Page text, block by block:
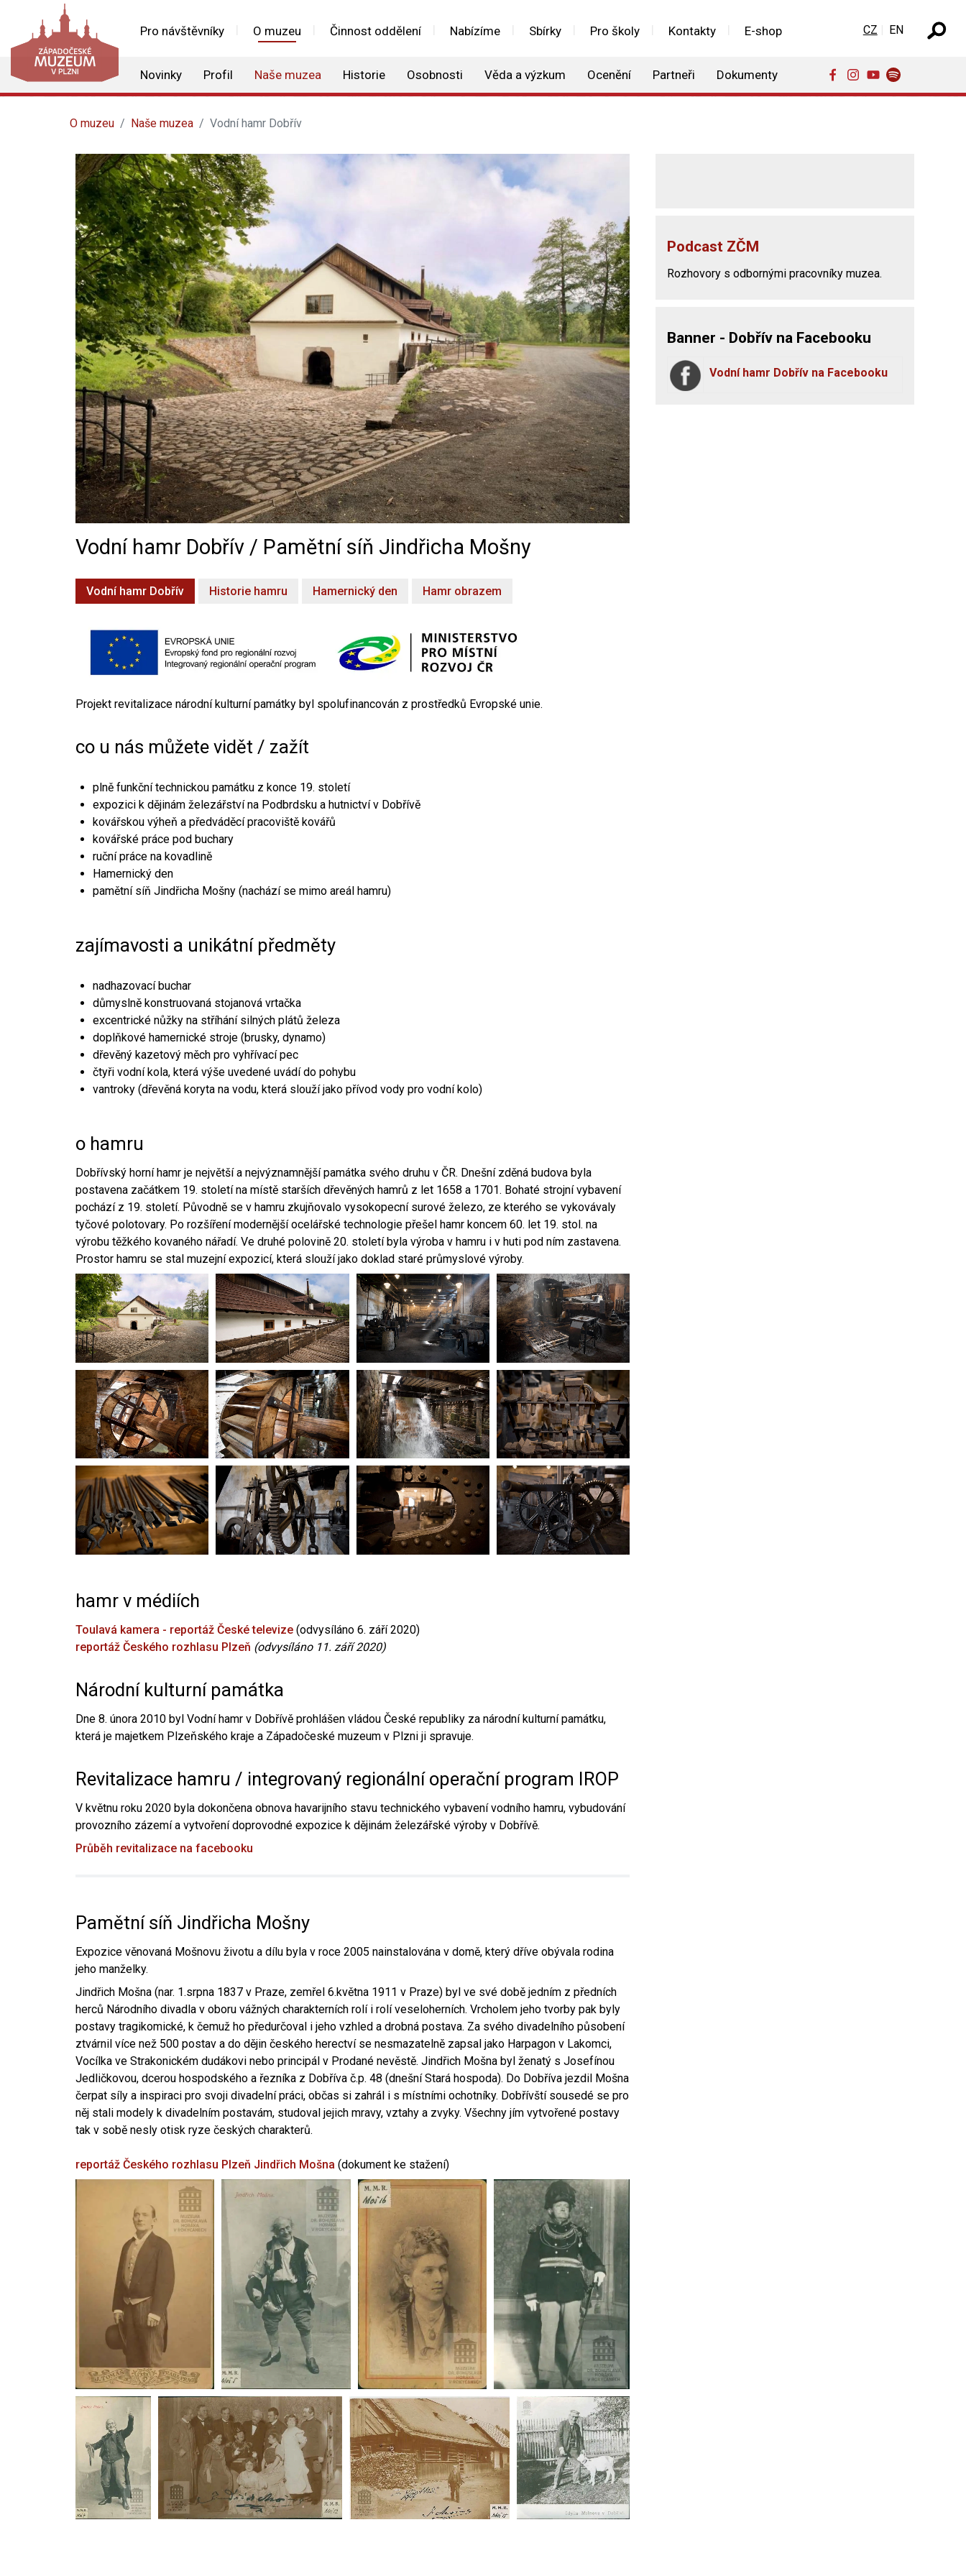
Pro návštěvníky O muzeu Činnost oddělení Nabízíme Sbírky Pro školy Kontakty E-shop
Novinky Profil Naše muzea Historie Osobnosti Věda a výzkum Ocenění Partneři Dokumenty
Zvolte jazyk
CZ EN
O muzeu Naše muzea Vodní hamr Dobřív
Vodní hamr Dobřív / Pamětní síň Jindřicha Mošny
Vodní hamr Dobřív Historie hamru Hamernický den Hamr obrazem
Projekt revitalizace národní kulturní památky byl spolufinancován z prostředků Evropské unie.
co u nás můžete vidět / zažít
plně funkční technickou památku z konce 19. století
expozici k dějinám železářství na Podbrdsku a hutnictví v Dobřívě
kovářskou výheň a předváděcí pracoviště kovářů
kovářské práce pod buchary
ruční práce na kovadlině
Hamernický den
pamětní síň Jindřicha Mošny (nachází se mimo areál hamru)
zajímavosti a unikátní předměty
nadhazovací buchar
důmyslně konstruovaná stojanová vrtačka
excentrické nůžky na stříhání silných plátů železa
doplňkové hamernické stroje (brusky, dynamo)
dřevěný kazetový měch pro vyhřívací pec
čtyři vodní kola, která výše uvedené uvádí do pohybu
vantroky (dřevěná koryta na vodu, která slouží jako přívod vody pro vodní kolo)
o hamru
Dobřívský horní hamr je největší a nejvýznamnější památka svého druhu v ČR. Dnešní zděná budova byla
postavena začátkem 19. století na místě starších dřevěných hamrů z let 1658 a 1701. Bohaté strojní vybavení
pochází z 19. století. Původně se v hamru zkujňovalo vysokopecní surové železo, ze kterého se vykovávaly
tyčové polotovary. Po rozšíření modernější ocelářské technologie přešel hamr koncem 60. let 19. stol. na
výrobu těžkého kovaného nářadí. Ve druhé polovině 20. století byla výroba v hamru i v huti pod ním zastavena.
Prostor hamru se stal muzejní expozicí, která slouží jako doklad staré průmyslové výroby.
hamr v médiích
Toulavá kamera - reportáž České televize (odvysíláno 6. září 2020)
reportáž Českého rozhlasu Plzeň (odvysíláno 11. září 2020)
Národní kulturní památka
Dne 8. února 2010 byl Vodní hamr v Dobřívě prohlášen vládou České republiky za národní kulturní památku,
která je majetkem Plzeňského kraje a Západočeské muzeum v Plzni ji spravuje.
Revitalizace hamru / integrovaný regionální operační program IROP
V květnu roku 2020 byla dokončena obnova havarijního stavu technického vybavení vodního hamru, vybudování
provozního zázemí a vytvoření doprovodné expozice k dějinám železářské výroby v Dobřívě.
Průběh revitalizace na facebooku
Pamětní síň Jindřicha Mošny
Expozice věnovaná Mošnovu životu a dílu byla v roce 2005 nainstalována v domě, který dříve obývala rodina
jeho manželky.
Jindřich Mošna (nar. 1.srpna 1837 v Praze, zemřel 6.května 1911 v Praze) byl ve své době jedním z předních
herců Národního divadla v oboru vážných charakterních rolí i rolí veseloherních. Vrcholem jeho tvorby pak byly
postavy tragikomické, k čemuž ho předurčoval i jeho vzhled a drobná postava. Za svého divadelního působení
ztvárnil více než 500 postav a do dějin českého herectví se nesmazatelně zapsal jako Harpagon v Lakomci,
Vocílka ve Strakonickém dudákovi nebo principál v Prodané nevěstě. Jindřich Mošna byl ženatý s Josefínou
Jedličkovou, dcerou hospodského a řezníka z Dobříva č.p. 48 (dnešní Stará hospoda). Do Dobříva jezdil Mošna
čerpat síly a inspiraci pro svoji divadelní práci, občas si zahrál i s místními ochotníky. Dobřívští sousedé se pro
něj stali modely k divadelním postavám, studoval jejich mravy, vztahy a zvyky. Všechny jím vytvořené postavy
tak v sobě nesly otisk ryze českých charakterů.
reportáž Českého rozhlasu Plzeň Jindřich Mošna (dokument ke stažení)
Podcast ZČM
Rozhovory s odbornými pracovníky muzea.
Banner - Dobřív na Facebooku
Vodní hamr Dobřív na Facebooku